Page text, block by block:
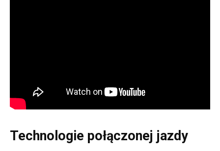
Technologie połączonej jazdy